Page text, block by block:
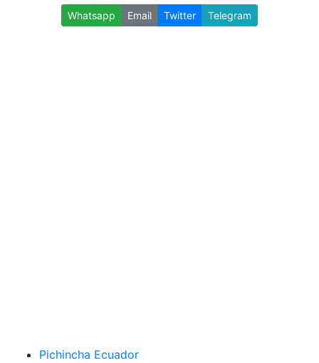
Whatsapp Email Twitter Telegram
Pichincha Ecuador